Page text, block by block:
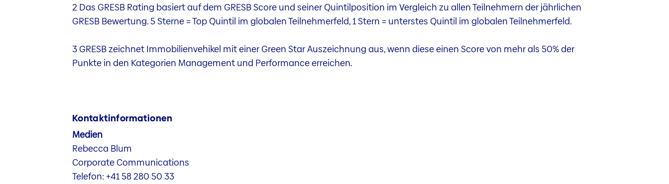
2 Das GRESB Rating basiert auf dem GRESB Score und seiner Quintilposition im Vergleich zu allen Teilnehmern der jährlichen
GRESB Bewertung. 5 Sterne = Top Quintil im globalen Teilnehmerfeld, 1 Stern = unterstes Quintil im globalen Teilnehmerfeld.
3 GRESB zeichnet Immobilienvehikel mit einer Green Star Auszeichnung aus, wenn diese einen Score von mehr als 50% der
Punkte in den Kategorien Management und Performance erreichen.
Kontaktinformationen
Medien
Rebecca Blum
Corporate Communications
Telefon: +41 58 280 50 33